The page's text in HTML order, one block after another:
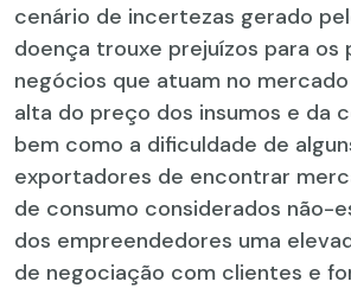
cenário de incertezas gerado
doença trouxe prejuízos para os
negócios que atuam no
alta do preço dos insumos e da
bem como a dificuldade de
exportadores de encontrar
de consumo considerados não-
dos empreendedores uma
de negociação com clientes e